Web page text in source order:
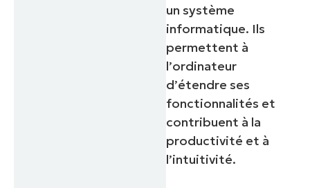
un système
informatique. Ils
permettent à
l’ordinateur
d’étendre ses
fonctionnalités et
contribuent à la
productivité et à
l’intuitivité.